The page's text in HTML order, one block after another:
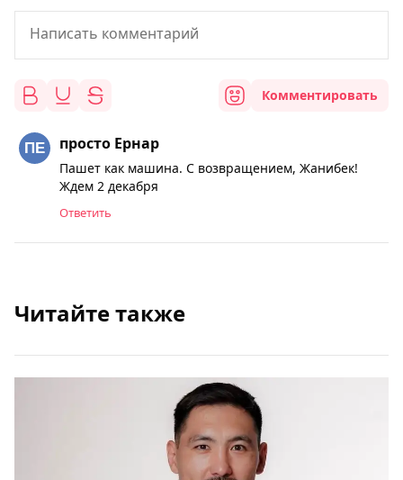
Комментировать
просто Ернар
Пашет как машина. С возвращением, Жанибек!
Ждем 2 декабря
Ответить
Читайте также